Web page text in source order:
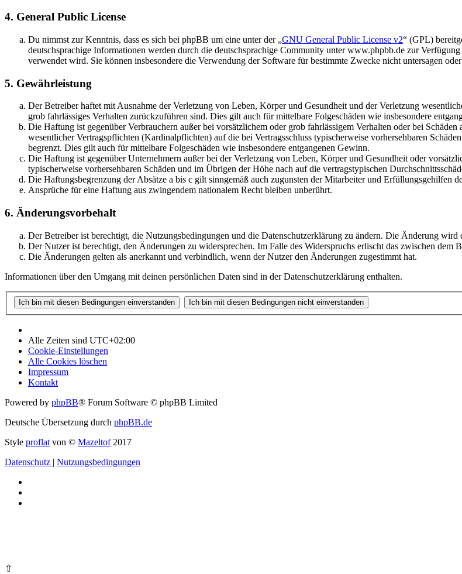
4. General Public License
Du nimmst zur Kenntnis, dass es sich bei phpBB um eine unter der „GNU General Public License v2“ (GPL)
deutschsprachige Informationen werden durch die deutschsprachige Community unter www.phpbb.de zur
verwendet wird. Sie können insbesondere die Verwendung der Software für bestimmte Zwecke nicht untersagen
5. Gewährleistung
Der Betreiber haftet mit Ausnahme der Verletzung von Leben, Körper und Gesundheit und der Verletzung
grob fahrlässiges Verhalten zurückzuführen sind. Dies gilt auch für mittelbare Folgeschäden wie insbesondere
Die Haftung ist gegenüber Verbrauchern außer bei vorsätzlichem oder grob fahrlässigem Verhalten oder bei
wesentlicher Vertragspflichten (Kardinalpflichten) auf die bei Vertragsschluss typischerweise vorhersehbaren
begrenzt. Dies gilt auch für mittelbare Folgeschäden wie insbesondere entgangenen Gewinn.
Die Haftung ist gegenüber Unternehmern außer bei der Verletzung von Leben, Körper und Gesundheit oder
typischerweise vorhersehbaren Schäden und im Übrigen der Höhe nach auf die vertragstypischen
Die Haftungsbegrenzung der Absätze a bis c gilt sinngemäß auch zugunsten der Mitarbeiter und Erfüllungsgehilfen
Ansprüche für eine Haftung aus zwingendem nationalem Recht bleiben unberührt.
6. Änderungsvorbehalt
Der Betreiber ist berechtigt, die Nutzungsbedingungen und die Datenschutzerklärung zu ändern. Die Änderung
Der Nutzer ist berechtigt, den Änderungen zu widersprechen. Im Falle des Widerspruchs erlischt das zwischen
Die Änderungen gelten als anerkannt und verbindlich, wenn der Nutzer den Änderungen zugestimmt hat.
Informationen über den Umgang mit deinen persönlichen Daten sind in der Datenschutzerklärung enthalten.
Alle Zeiten sind UTC+02:00
Cookie-Einstellungen
Alle Cookies löschen
Impressum
Kontakt
Powered by phpBB® Forum Software © phpBB Limited
Deutsche Übersetzung durch phpBB.de
Style proflat von © Mazeltof2017
Datenschutz | Nutzungsbedingungen
⇧